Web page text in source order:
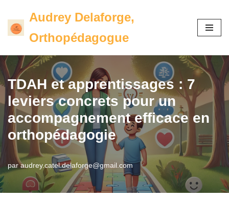
Aller
contenu
Audrey Delaforge,
Orthopédagogue
TDAH et apprentissages : 7
leviers concrets pour un
accompagnement efficace en
orthopédagogie
paraudrey.catel.delaforge@gmail.com